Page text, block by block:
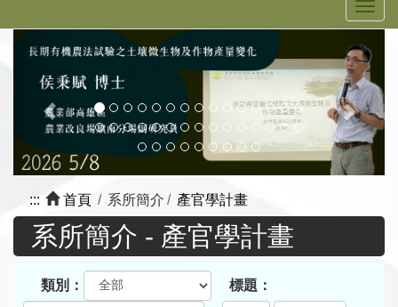
張
下
一
張
::: 首頁 系所簡介 產官學計畫
系所簡介 - 產官學計畫
類別： 標題：